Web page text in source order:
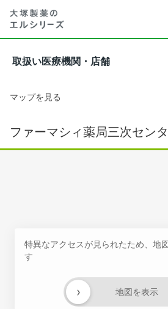
取扱い医療機関・店舗
マップを見る
ファーマシィ薬局三次セン
特異なアクセスが見られたため、地
す
地図を表示
›